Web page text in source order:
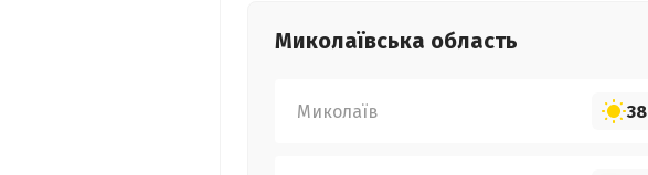
Миколаївська область
Миколаїв